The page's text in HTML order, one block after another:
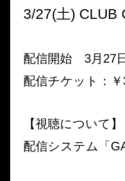
3/27(土) CLUB
配信開始 3月 27
配信チケット：￥
【視聴について】
配信システム「